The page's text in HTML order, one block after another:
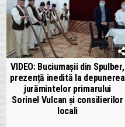
VIDEO: Buciumașii din Spulber,
prezență inedită la depunerea
jurămintelor primarului
Sorinel Vulcan și consilierilor
locali